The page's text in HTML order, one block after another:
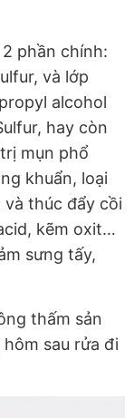
phần chính:
và lớp
alcohol
hay còn
mụn phổ
khuẩn, loại
thúc đẩy cồi
kẽm oxit…
sưng tấy,
thấm sản
sau rửa đi